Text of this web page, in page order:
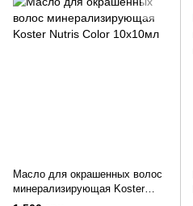
Масло для окрашенных волос
минерализирующая Koster
Nutris Color 10х10мл